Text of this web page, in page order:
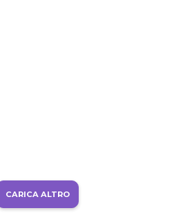
CARICA ALTRO